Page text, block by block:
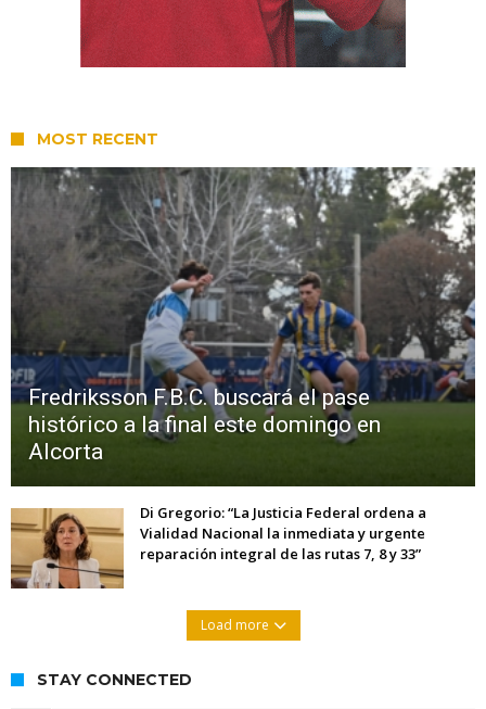
MOST RECENT
Fredriksson F.B.C. buscará el pase
histórico a la final este domingo en
Alcorta
Di Gregorio: “La Justicia Federal ordena a
Vialidad Nacional la inmediata y urgente
reparación integral de las rutas 7, 8 y 33”
Load more
STAY CONNECTED